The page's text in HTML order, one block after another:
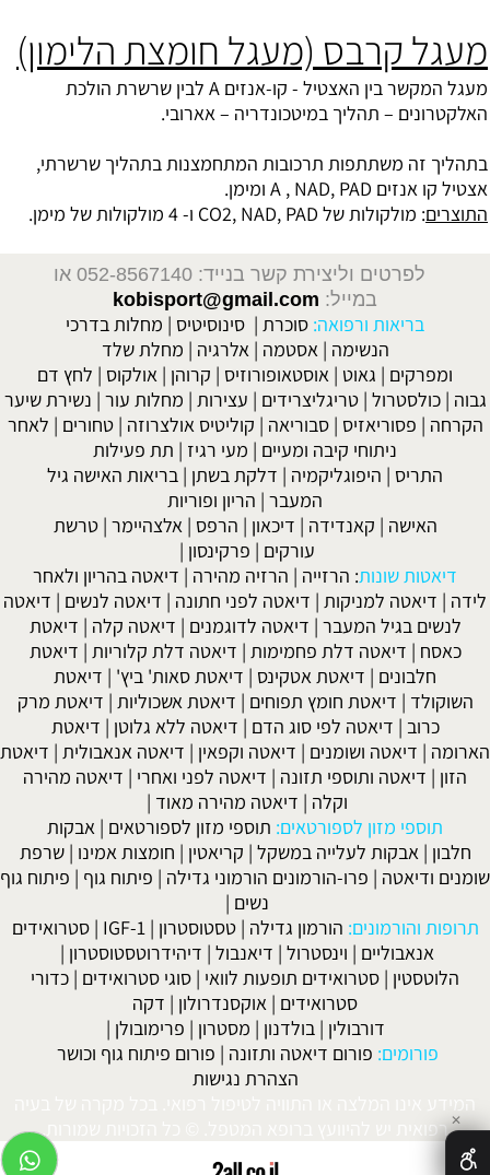
מעגל קרבס (מעגל חומצת הלימון)
מעגל המקשר בין האצטיל - קו-אנזים A לבין שרשרת הולכת
האלקטרונים – תהליך במיטכונדריה – אארובי.
בתהליך זה משתתפות תרכובות המתחמצנות בתהליך שרשרתי,
אצטיל קו אנזים A , NAD, PAD ומימן.
התוצרים: מולקולות של CO2, NAD, PAD ו- 4 מולקולות של מימן.
לפרטים וליצירת קשר בנייד: 052-8567140
או
במייל: kobisport@gmail.com
בריאות ורפואה: סוכרת | סינוסיטיס | מחלות בדרכי
הנשימה | אסטמה | אלרגיה | מחלת שלד
ומפרקים | גאוט | אוסטאופורוזיס | קרוהן | אולקוס | לחץ דם
גבוה |כולסטרול |טריגליצרידים | עצירות | מחלות עור | נשירת שיער
הקרחה | פסוריאזיס |סבוריאה | קוליטיס אולצרוזה |טחורים | לאחר
ניתוחי קיבה ומעיים | מעי רגיז | תת פעילות
התריס | היפוגליקמיה | דלקת בשתן | בריאות האישה גיל
המעבר | הריון ופוריות
האישה | קאנדידה | דיכאון | הרפס | אלצהיימר |טרשת
עורקים | פרקינסון |
דיאטות שונות: הרזייה | הרזיה מהירה | דיאטה בהריון ולאחר
לידה | דיאטה למניקות | דיאטה לפני חתונה | דיאטה לנשים | דיאטה
לנשים בגיל המעבר | דיאטה לדוגמנים | דיאטה קלה | דיאטת
כאסח | דיאטה דלת פחמימות | דיאטה דלת קלוריות | דיאטת
חלבונים | דיאטת אטקינס | דיאטת סאות' ביץ' | דיאטת
השוקולד | דיאטת חומץ תפוחים | דיאטת אשכוליות | דיאטת מרק
כרוב | דיאטה לפי סוג הדם | דיאטה ללא גלוטן | דיאטת
הארומה | דיאטה ושומנים | דיאטה וקפאין | דיאטה אנאבולית | דיאטת
הזון | דיאטה ותוספי תזונה | דיאטה לפני ואחרי | דיאטה מהירה
וקלה | דיאטה מהירה מאוד |
תוספי מזון לספורטאים: תוספי מזון לספורטאים | אבקות
חלבון | אבקות לעלייה במשקל | קריאטין | חומצות אמינו |שרפת
שומנים ודיאטה | פרו-הורמונים הורמוני גדילה | פיתוח גוף | פיתוח גוף
נשים |
תרופות והורמונים: הורמון גדילה |טסטוסטרון |
IGF-1
|סטרואידים
אנאבוליים | וינסטרול | דיאנבול | דיהידרוטסטוסטרון |
הלוטסטין | סטרואידים תופעות לוואי | סוגי סטרואידים | כדורי
סטרואידים | אוקסנדרולון | דקה
דורבולין | בולדנון | מסטרון | פרימובולן |
פורומים: פורום דיאטה ותזונה | פורום פיתוח גוף וכושר
הצהרת נגישות
המידע אינו המלצה או התוויה לטיפול רפואי. בכל מקרה של בעיה
רפואית יש להיוועץ ברופא המטפל. © כל הזכויות שמורות. ✕